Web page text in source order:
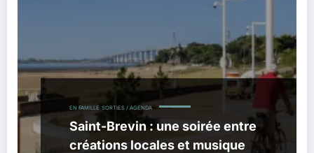
EN FAMILLE SORTIES / AGENDA
Saint-Brevin : une soirée entre
créations locales et musique